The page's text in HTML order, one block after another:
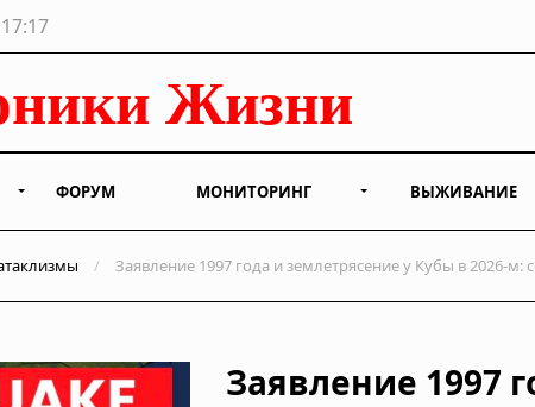
ФОРУМ МОНИТОРИНГ ВЫЖИВАНИЕ
/ Заявление 1997 года и землетрясение у Кубы в 2026-
Заявление 1997